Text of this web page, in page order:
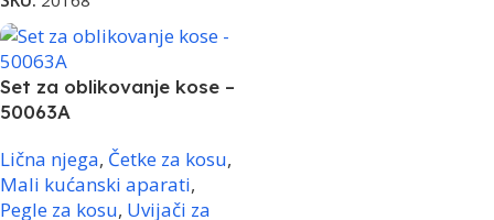
Set za oblikovanje kose –
50063A
Lična njega, Četke za kosu,
Mali kućanski aparati,
Pegle za kosu, Uvijači za